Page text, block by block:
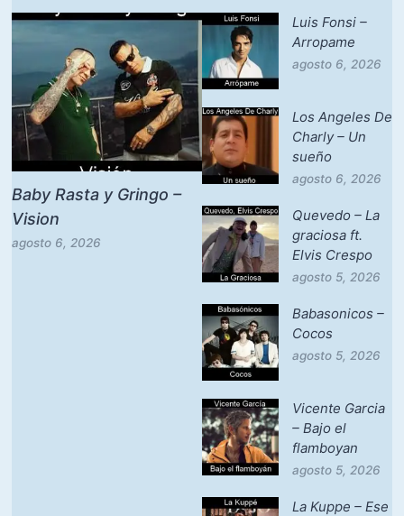
Baby Rasta y Gringo –
Vision
agosto 6, 2026
Luis Fonsi –
Arropame
agosto 6, 2026
Los Angeles De
Charly – Un
sueño
agosto 6, 2026
Quevedo – La
graciosa ft.
Elvis Crespo
agosto 5, 2026
Babasonicos –
Cocos
agosto 5, 2026
Vicente Garcia
– Bajo el
flamboyan
agosto 5, 2026
La Kuppe – Ese